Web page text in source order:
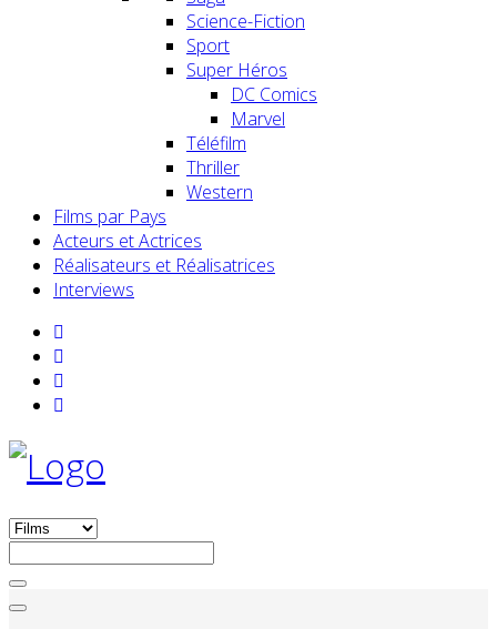
Science-Fiction
Sport
Super Héros
DC Comics
Marvel
Téléfilm
Thriller
Western
Films par Pays
Acteurs et Actrices
Réalisateurs et Réalisatrices
Interviews